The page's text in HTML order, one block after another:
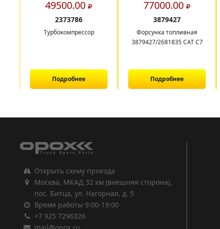
49500.00
2373786
Турбокомпрессор
Подробнее
77000.00
3879427
Форсунка топливная
3879427/2681835 CAT C7
Подробнее
Открыть схему проезда
Москва, МКАД 32 км (внешняя сторона),
пос. Битца, ул. Нагорная, д. 5
Время работы 9:00-19:00
+7 925 7296326